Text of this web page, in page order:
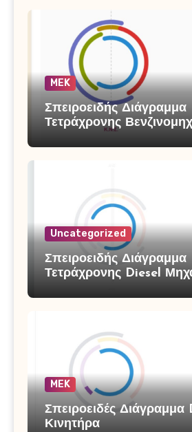
MEK
Σπειροειδής Διάγραμμα
Τετράχρονης
Uncategorized
Σπειροειδής Διάγραμμα
Τετράχρονης Diesel
MEK
Σπειροειδές Διάγραμμα
Κινητήρα